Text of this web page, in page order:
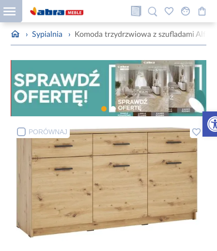
› Sypialnia › Komoda trzydrzwiowa z szufladami Alfa
PORÓWNAJ